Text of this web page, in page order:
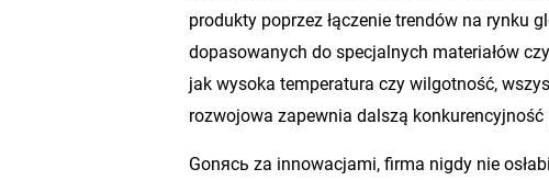
produkty poprzez łączenie trendów na rynku
dopasowanych do specjalnych materiałów
jak wysoka temperatura czy wilgotność,
rozwojowa zapewnia dalszą konkurencyjność
Gonясь za innowacjami, firma nigdy nie